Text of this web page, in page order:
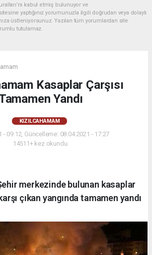
kabul etmiş bulunuyor ve
yaptığınız yorumunuzla ilgili doğrudan veya dolaylı
üstleniyorsunuz. Yazılan tüm yorumlardan site
tutulamaz.
Kasaplar Çarşısı
Yandı
KIZILCAHAMAM
- 09:12, Güncelleme: 08.04.2021 - 17:27
14511+ kez okundu.
merkezinde bulunan kasaplar
çıkan yangında tamamen yandı